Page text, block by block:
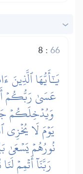
8 :66
يَٰٓأَيُّهَا ٱلَّذِينَ
عَسَىٰ رَبُّكُمۡ
وَيُدۡخِلَكُمۡ
يَوۡمَ لَا يُخۡزِي
نُورُهُمۡ يَسۡعَىٰ
رَبَّنَآ أَتۡمِمۡ